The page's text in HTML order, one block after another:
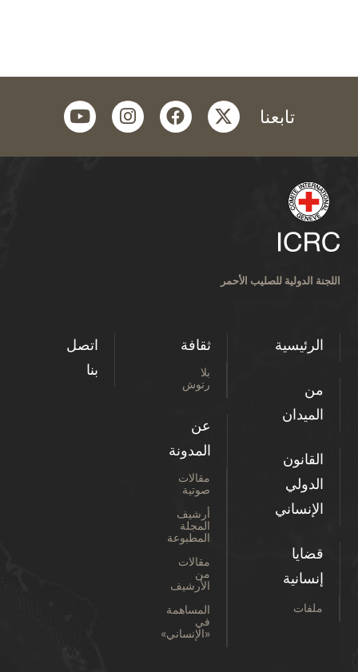
تابعنا twitter
facebook
instagram
youtube
اللجنة الدولية للصليب الأحمر
الرئيسية
من
الميدان
القانون
الدولي
الإنساني
قضايا
إنسانية
ملفات
ثقافة
بلا
رتوش
عن
المدونة
مقالات
صوتية
أرشيف
المجلة
المطبوعة
مقالات
من
الأرشيف
المساهمة
في
«الإنساني»
اتصل
بنا